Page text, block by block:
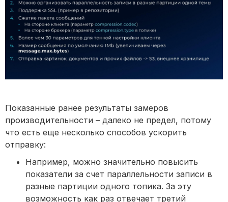
Показанные ранее результаты замеров
производительности – далеко не предел, потому
что есть еще несколько способов ускорить
отправку:
Например, можно значительно повысить
показатели за счет параллельности записи в
разные партиции одного топика. За эту
возможность как раз отвечает третий